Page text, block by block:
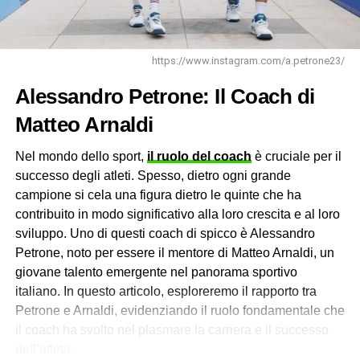
giovane finalista in un torneo di questo livello dal 2008.
Da allora, ha continuato a collezionare successi
impressionanti, tra cui la vittoria nel torneo ATP 250 a
Sofia nel 2020 e la sua prima apparizione nei quarti di
finale di un torneo del Grande Slam agli US Open dello
stesso anno.
Sinner è stato il suo trionfo nel Masters di Miami nel 2023.
Battendo alcuni dei migliori giocatori del mondo, tra cui
Novak Djokovic e Rafael Nadal, Sinner vola tra i grandi
campioni. Questa vittoria ha confermato il suo status
come uno dei migliori giocatori del mondo e ha fatto di lui
un eroe nazionale in Italia.
L’impatto di Sinner sul Tennis Italiano
L’ascesa di Jannik Sinner ha avuto un impatto
https://www.instagram.com/a.petrone23/
Alessandro Petrone: Il Coach di
Matteo Arnaldi
Nel mondo dello sport, il ruolo del coach è cruciale per il
successo degli atleti. Spesso, dietro ogni grande
campione si cela una figura dietro le quinte che ha
contribuito in modo significativo alla loro crescita e al loro
sviluppo. Uno di questi coach di spicco è Alessandro
Petrone, noto per essere il mentore di Matteo Arnaldi, un
giovane talento emergente nel panorama sportivo
italiano. In questo articolo, esploreremo il rapporto tra
Petrone e Arnaldi, evidenziando il ruolo fondamentale che
il coach ha svolto nel plasmare la carriera e il successo